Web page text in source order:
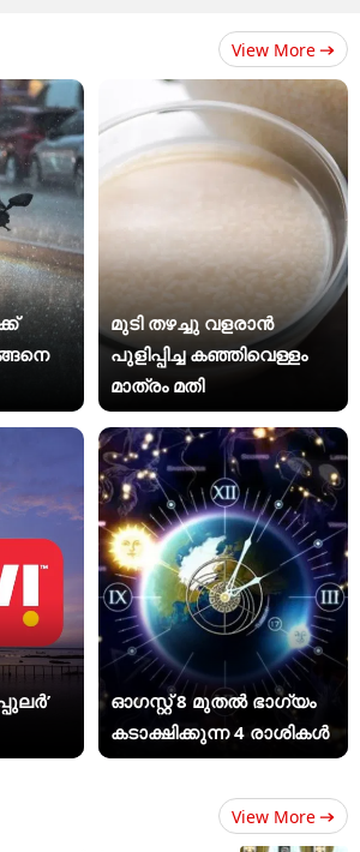
View More
മുടി തഴച്ചു വളരാൻ
പുളിപ്പിച്ച കഞ്ഞിവെള്ളം
മാത്രം മതി
ഓഗസ്റ്റ് 8 മുതൽ ഭാഗ്യം
കടാക്ഷിക്കുന്ന 4 രാശികൾ
View More